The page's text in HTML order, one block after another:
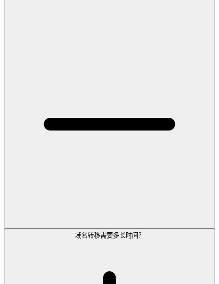
域名转移需要多长时间？